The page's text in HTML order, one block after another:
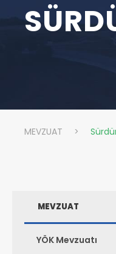
MEVZUAT >
MEVZUAT
YÖK Mevzuatı